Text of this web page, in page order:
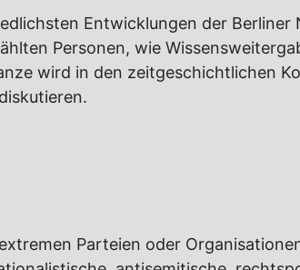
Entwicklungen der Berliner
Personen, wie
wird in den zeitgeschichtlichen
Parteien oder